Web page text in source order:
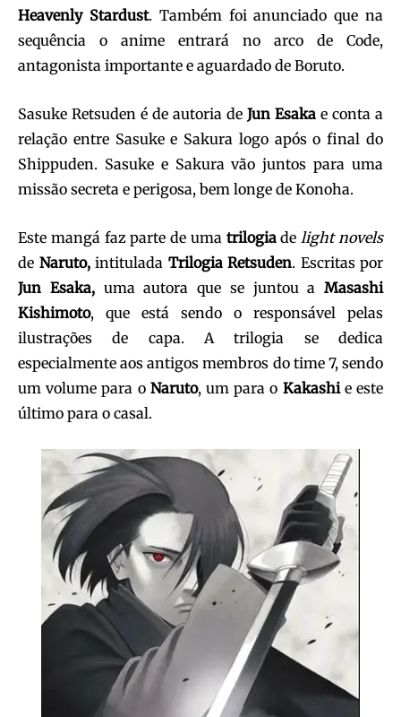
Heavenly Stardust. Também foi anunciado que na
sequência o anime entrará no arco de Code,
antagonista importante e aguardado de Boruto.
Sasuke Retsuden é de autoria de Jun Esaka e conta a
relação entre Sasuke e Sakura logo após o final do
Shippuden. Sasuke e Sakura vão juntos para uma
missão secreta e perigosa, bem longe de Konoha.
Este mangá faz parte de uma trilogiade light novels
de Naruto, intitulada Trilogia Retsuden. Escritas por
Jun Esaka,uma autora que se juntou a Masashi
Kishimoto, que está sendo o responsável pelas
ilustrações de capa. A trilogia se dedica
especialmente aos antigos membros do time 7, sendo
um volume para o Naruto, um para o Kakashie este
último para o casal.